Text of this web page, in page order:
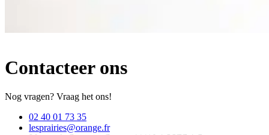
Contacteer ons
Nog vragen? Vraag het ons!
02 40 01 73 35
lesprairies@orange.fr